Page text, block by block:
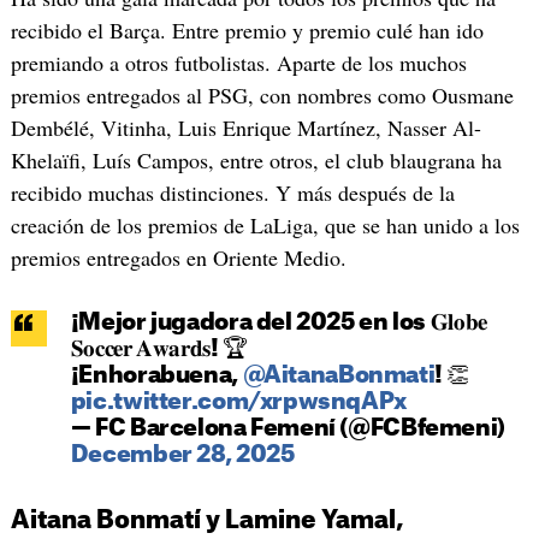
recibido el Barça. Entre premio y premio culé han ido
premiando a otros futbolistas. Aparte de los muchos
premios entregados al PSG, con nombres como Ousmane
Dembélé, Vitinha, Luis Enrique Martínez, Nasser Al-
Khelaïfi, Luís Campos, entre otros, el club blaugrana ha
recibido muchas distinciones. Y más después de la
creación de los premios de LaLiga, que se han unido a los
premios entregados en Oriente Medio.
¡Mejor jugadora del 2025 en los 𝐆𝐥𝐨𝐛𝐞
𝐒𝐨𝐜𝐜𝐞𝐫 𝐀𝐰𝐚𝐫𝐝𝐬! 🏆
¡Enhorabuena, @AitanaBonmati! 👏
pic.twitter.com/xrpwsnqAPx
— FC Barcelona Femení (@FCBfemeni)
December 28, 2025
Aitana Bonmatí y Lamine Yamal,